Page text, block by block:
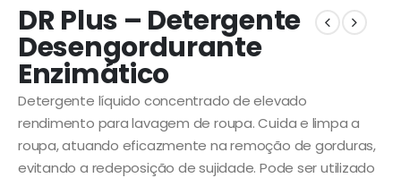
DR Plus – Detergente
Desengordurante
Enzimático
Detergente líquido concentrado de elevado
rendimento para lavagem de roupa. Cuida e limpa a
roupa, atuando eficazmente na remoção de gorduras,
evitando a redeposição de sujidade. Pode ser utilizado